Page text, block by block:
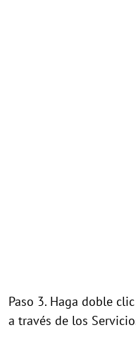
Paso 3. Haga doble
a través de los